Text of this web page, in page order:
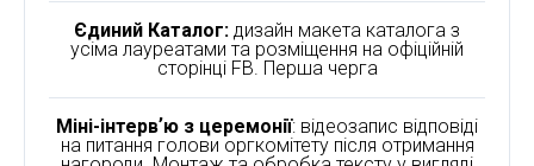
Єдиний Каталог: дизайн макета каталога з
усіма лауреатами та розміщення на офіційній
сторінці FB. Перша черга
Міні-інтервʼю з церемонії: відеозапис відповіді
на питання голови оргкомітету після отримання